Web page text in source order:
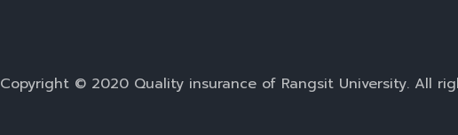
Copyright © 2020 Quality insurance of Rangsit University. All